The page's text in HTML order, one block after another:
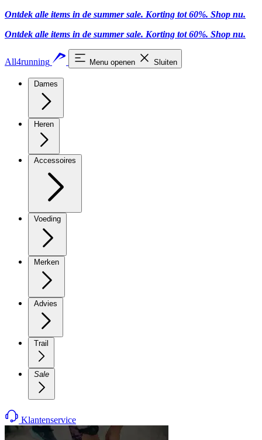
Ontdek alle items in de summer sale. Korting tot 60%. Shop nu.
Ontdek alle items in de summer sale. Korting tot 60%. Shop nu.
All4running Menu openen Sluiten
Dames
Heren
Accessoires
Voeding
Merken
Advies
Trail
Sale
Klantenservice